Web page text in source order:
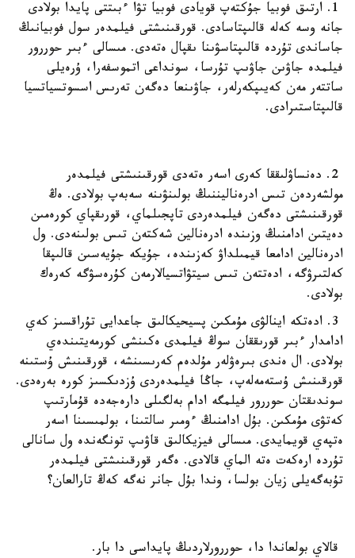
1. ارتىق فوبيا جۇكتەپ قويادى فوبيا تۋا ءبىتتى پايدا بولادى
جانە وسە كەلە قالىپتاسادى. قورقىنىشتى فيلمدەر سول فوبيانىڭ
جاساندى تۇردە قالىپتاسۋىنا ىقپال ەتەدى. مىسالى ءبىر حوررور
فيلمدە جاۋىن جاۋىپ تۇرسا، سونداعى اتموسفەرا، ۇرەيلى
ساتتەر مەن كەيىپكەرلەر، جاۋىنعا دەگەن تەرىس اسسوتسياتسيا
قالىپتاستىرادى.
2. دەنساۋلىققا كەرى اسەر ەتەدى قورقىنىشتى فيلمدەر
مولشەردەن تىس ادرەناليننىڭ بولىنۋىنە سەبەپ بولادى. ەڭ
قورقىنىشتى دەگەن فيلمدەردى تاپجىلماي، قورىقپاي كورەمىن
دەيتىن ادامنىڭ وزىندە ادرەنالين شەكتەن تىس بولىنەدى. ول
ادرەنالين ادامعا قيمىلداۋ كەزىندە، جۇيكە جۇيەسىن قالىپقا
كەلتىرۋگە، ادەتتەن تىس سيتۋاتسيالارمەن كۇرەسۋگە كەرەك
بولادى.
3. ادەتكە اينالۋى مۇمكىن پسيحيكالىق جاعدايى تۇراقسىز كەي
ادامدار ءبىر قورىققان سوڭ فيلمدى ەكىنشى كورمەيتىندەي
بولادى. ال ەندى بىرەۋلەر مۇلدەم كەرىسىنشە، قورقىنىش ۇستىنە
قورقىنىش ۇستەمەلەپ، جاڭا فيلمدەردى ۇزدىكسىز كورە بەرەدى.
سوندىقتان حوررور فيلمگە ادام بەلگىلى دارەجەدە قۇمارتىپ
كەتۋى مۇمكىن. بۇل ادامنىڭ ءومىر سالتىنا، بولمىسىنا اسەر
ەتپەي قويمايدى. مىسالى فيزيكالىق قاۋىپ تونگەندە ول سانالى
تۇردە ارەكەت ەتە الماي قالادى. ەگەر قورقىنىشتى فيلمدەر
تۇبەگەيلى زيان بولسا، وندا بۇل جانر نەگە كەڭ تارالعان؟
قالاي بولعاندا دا، حوررورلاردىڭ پايداسى دا بار.